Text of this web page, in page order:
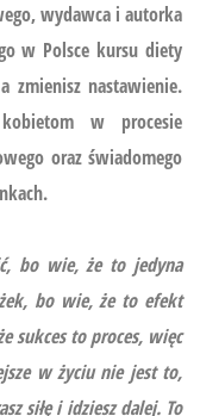
wydawca i autorka
w Polsce kursu diety
zmienisz nastawienie.
w procesie
oraz świadomego
bo wie, że to jedyna
bo wie, że to efekt
sukces to proces, więc
w życiu nie jest to,
siłę i idziesz dalej. To